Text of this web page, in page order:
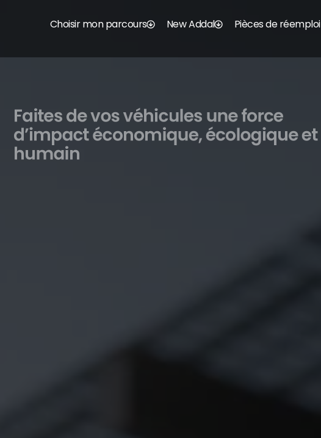
Faites de vos véhicules une force
d’impact économique, écologique et
humain
Choisir mon parcours New Addal Pièces de réemploi